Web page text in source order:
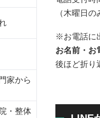
家から
・整体
（木曜日の
※お電話に
お名前・お
後ほど折り